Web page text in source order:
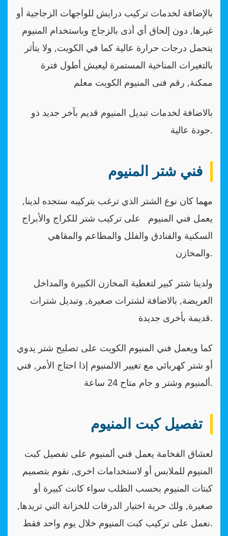
بالإضافة لخدمات تركيب درايش للواجهات الزجاجية أو
غيرها, دون إلحاق أي أذى بالزجاج وباستخدام المنيوم
يتحمل درجات حرارة عالية كما في الكويت, ولا يتأثر
بالتغيرات المناخية المستمرة ليعيش أطول فترة
ممكنة, رقم فنى المنيوم الكويت معلم
بالاضافة لخدمات تبديل المنيوم قديم بآخر جديد ذو
جودة عالية.
فني شتر المنيوم
مهما كان نوع الشتر الذي ترغب بتركيبه ستجده لدينا,
يعمل فني المنيوم على تركيب شتر للكراج والأبراج
السكنية والفنادق والفلل والمطاعم والمقاهي
والمخازن.
ولدينا شتر كبير لتغطية المخازن الكبيرة والمداخل
العريضة, بالاضافة لشترات صغيرة, وتبديل شترات
قديمة بأخرى جديدة.
كما ويعمل فني المنيوم الكويت على تصليح شتر يدوي
أو شتر كهربائي مع تغيير الالمنيوم إذا احتاج الأمر, فني
ألمنيوم وشتر و جام متاح 24 ساعة.
تفصيل كبت المنيوم
لعشاق الفخامة يعمل فني ألمنيوم على تفصيل كبت
المنيوم للملابس أو لاستخدامات اخرى, نقوم بتصميم
كبتات المنيوم بحسب الطلب سواء كانت كبيرة أو
صغيرة, ولك حرية اختيار الدرفات للخزانة التي تريدها,
نعمل على تركيب كبت المنيوم خلال يوم واحد فقط.